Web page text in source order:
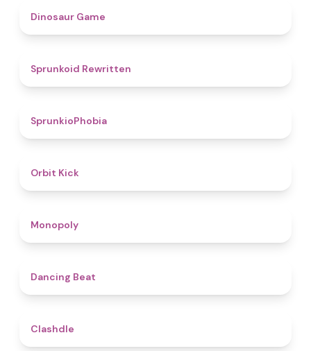
Dinosaur Game
Sprunkoid Rewritten
SprunkioPhobia
Orbit Kick
Monopoly
Dancing Beat
Clashdle